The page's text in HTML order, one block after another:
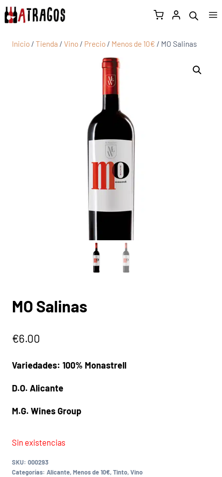
Inicio / Tienda / Vino / Precio / Menos de 10€ / MO Salinas
MO Salinas
€6.00
Variedades: 100% Monastrell
D.O. Alicante
M.G. Wines Group
Sin existencias
SKU: 000293
Categorías: Alicante,Menos de 10€,Tinto,Vino